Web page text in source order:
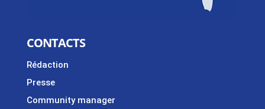
CONTACTS
Rédaction
Presse
Community manager